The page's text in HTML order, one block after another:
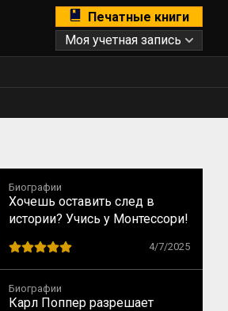
Печатные книги
Моя учетная запись
Биографии
Хочешь оставить след в
истории? Учись у Монтессори!
наследие
4/7/2025
Биографии
Карл Поппер разрешает